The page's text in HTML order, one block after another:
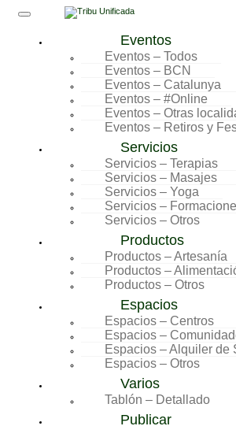
Skip
content
Eventos
Eventos – Todos
Eventos – BCN
Eventos – Catalunya
Eventos – #Online
Eventos – Otras
Eventos – Retiros y
Servicios
Servicios – Terapias
Servicios – Masajes
Servicios – Yoga
Servicios –
Servicios – Otros
Productos
Productos – Artesanía
Productos –
Productos – Otros
Espacios
Espacios – Centros
Espacios –
Espacios – Alquiler de
Espacios – Otros
Varios
Tablón – Detallado
Publicar